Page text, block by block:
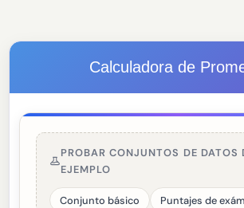
Calculadora de
PROBAR CONJUNTOS DE DATOS
EJEMPLO
Conjunto básico
Puntajes de